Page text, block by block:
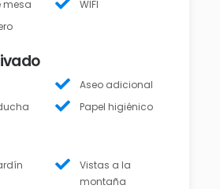
mesa
WIFI
Aseo adicional
Papel higiénico
Vistas a la
montaña